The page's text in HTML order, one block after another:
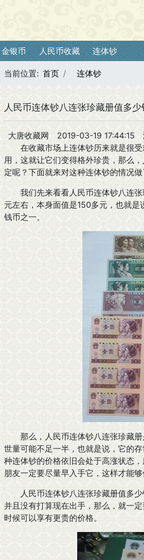
金银币 人民币收藏 连体钞
当前位置: 首页 连体钞
人民币连体钞八连张珍藏册值多
大唐收藏网 2019-03-19 17:44:15
在收藏市场上连体钞历来就是很受
用，这就让它们变得格外珍贵，那么
定呢？下面就来对这种连体钞的情况做
我们先来看看人民币连体钞八连张
元左右，本身面值是150多元，也就
钱币之一。
那么，人民币连体钞八连张珍藏册
世量可能不足一半，也就是说，它的
种连体钞的价格依旧会处于高涨状态
朋友一定要尽量早入手它，这样才能
人民币连体钞八连张珍藏册值多少
并且没有打算现在出手，那么，就一
时候可以享有更贵的价格。